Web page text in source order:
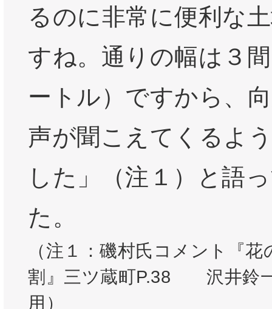
るのに非常に便利な
すね。通りの幅は３
ートル）ですから、
声が聞こえてくるよ
した」（注１）と語
た。
（注１：磯村氏コメント『
割』三ツ蔵町P.38 沢井鈴
用）